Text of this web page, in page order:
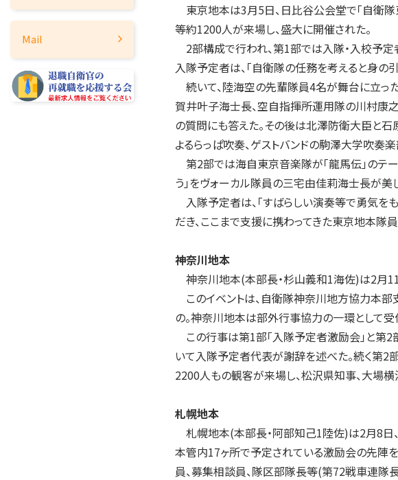
2012年
2011年
2009年
2008年
Mail
東京地本は3月5日、日比谷公会堂で「自衛隊
等約1200人が来場し、盛大に開催された。
2部構成で行われ、第1部では入隊・入校予定
入隊予定者は、「自衛隊の任務を考えると身の
続いて、陸海空の先輩隊員4名が舞台に立っ
賀井叶子海士長、空自指揮所運用隊の川村康
の質問にも答えた。その後は北澤防衛大臣と
よるらっぱ吹奏、ゲストバンドの駒澤大学吹奏
第2部では海自東京音楽隊が「龍馬伝」のテ
う」をヴォーカル隊員の三宅由佳莉海士長が美
入隊予定者は、「すばらしい演奏等で勇気を
だき、ここまで支援に携わってきた東京地本隊
神奈川地本
神奈川地本(本部長・杉山義和1海佐)は2月11
このイベントは、自衛隊神奈川地方協力本
の。神奈川地本は部外行事協力の一環として
この行事は第1部「入隊予定者激励会」と第2
いて入隊予定者代表が謝辞を述べた。続く第2
2200人もの観客が来場し、松沢県知事、大場
札幌地本
札幌地本(本部長・阿部知己1陸佐)は2月8日
本管内17ヶ所で予定されている激励会の先陣
員、募集相談員、隊区部隊長等(第72戦車連